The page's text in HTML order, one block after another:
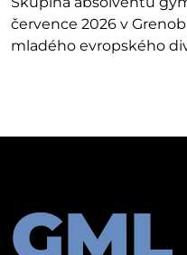
července 2026 v
mladého evropského
GML